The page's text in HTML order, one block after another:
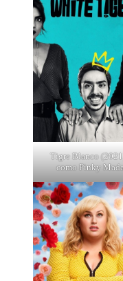
Tigre Blanco
como Pinky